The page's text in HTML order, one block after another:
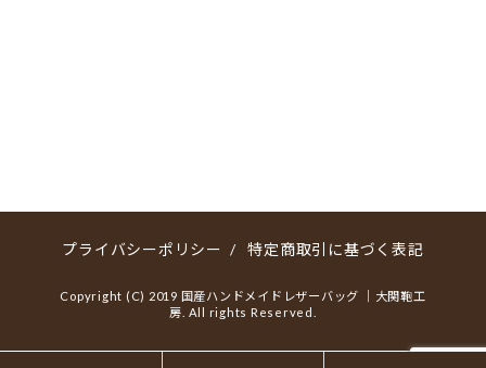
プライバシーポリシー / 特定商取引に基づく表記
Copyright (C) 2019 国産ハンドメイドレザーバッグ ｜大関鞄工
房. All rights Reserved.